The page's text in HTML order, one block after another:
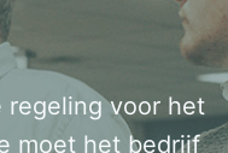
regeling voor het
moet het bedrijf